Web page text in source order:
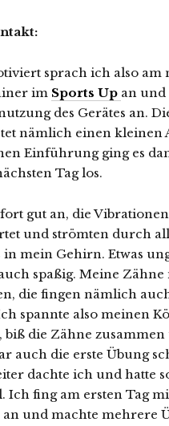
sprach ich also am
im Sports Up an und
des Gerätes an.
nämlich einen kleinen
Einführung ging es
Tag los.
gut an, die
und strömten durch
in mein Gehirn. Etwas
spaßig. Meine Zähne
die fingen nämlich
spannte also meinen
biß die Zähne
auch die erste Übung
dachte ich und hatte
Ich fing am ersten Tag
an und machte mehrere